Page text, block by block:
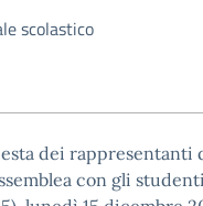
scolastico
dei
con gli